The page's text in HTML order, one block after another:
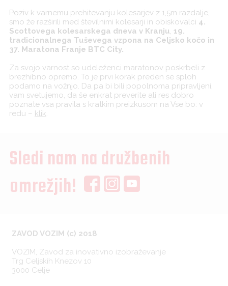
Poziv k varnemu prehitevanju kolesarjev z 1,5m razdalje,
smo že razširili med številnimi kolesarji in obiskovalci 4.
Scottovega kolesarskega dneva v Kranju, 19.
tradicionalnega Tuševega vzpona na Celjsko kočo in
37. Maratona Franje BTC City.
Za svojo varnost so udeleženci maratonov poskrbeli z
brezhibno opremo. To je prvi korak preden se sploh
podamo na vožnjo. Da pa bi bili popolnoma pripravljeni,
vam svetujemo, da še enkrat preverite ali res dobro
poznate vsa pravila s kratkim preizkusom na Vse bo: v
redu – klik.
Sledi nam na družbenih
omrežjih!
ZAVOD VOZIM (c) 2018
VOZIM, Zavod za inovativno izobraževanje
Trg Celjskih Knezov 10
3000 Celje